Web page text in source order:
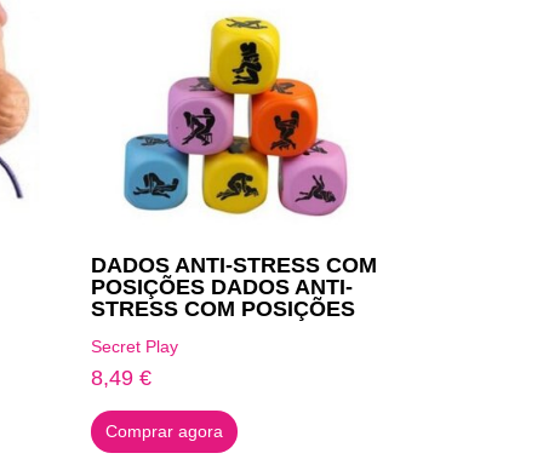
DADOS ANTI-STRESS COM
POSIÇÕES DADOS ANTI-
STRESS COM POSIÇÕES
Secret Play
8,49€
Comprar agora